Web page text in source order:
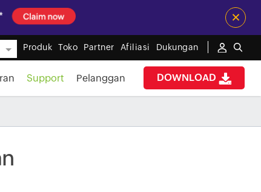
×
Produk Toko Partner Afiliasi Dukungan
DOWNLOAD
Support Pelanggan